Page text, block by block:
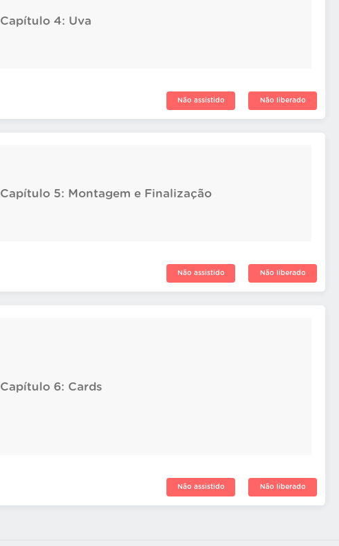
Capítulo 4: Uva
Não assistido Não liberado
Capítulo 5: Montagem e Finalização
Não assistido Não liberado
Capítulo 6: Cards
Não assistido Não liberado